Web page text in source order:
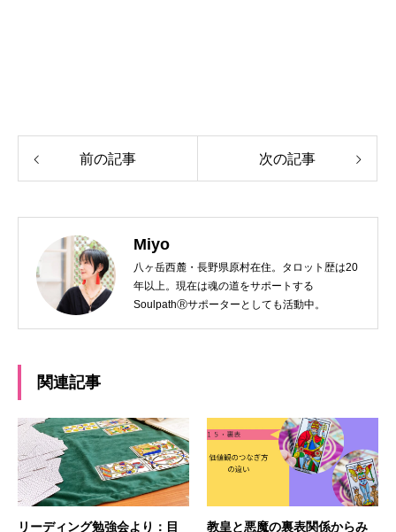
前の記事 次の記事
Miyo
八ヶ岳西麓・長野県原村在住。タロット歴は20
年以上。現在は魂の道をサポートする
SoulpathⓇサポーターとしても活動中。
関連記事
リーディング勉強会より：目
教皇と悪魔の裏表関係からみ